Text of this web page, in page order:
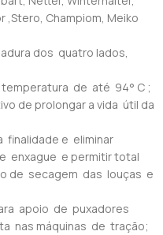
,Stero, Champiom, Meiko
dos quatro lados,
de até 94° C ;
de prolongar a vida útil da
finalidade e eliminar
enxague e permitir total
de secagem das louças e
apoio de puxadores
nas máquinas de tração;